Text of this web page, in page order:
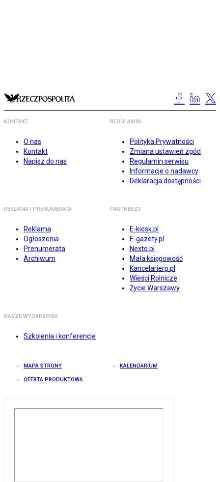
KONTAKT
O nas
Kontakt
Napisz do nas
REGULAMIN
Polityka Prywatności
Zmiana ustawień zgód
Regulamin serwisu
Informacje o nadawcy
Deklaracja dostępności
REKLAMA I PRENUMERATA
Reklama
Ogłoszenia
Prenumerata
Archiwum
PARTNERZY
E-kiosk.pl
E-gazety.pl
Nexto.pl
Mała księgowość
Kancelarierp.pl
Wieści Rolnicze
Życie Warszawy
NASZE WYDARZENIA
Szkolenia i konferencje
MAPA STRONY KALENDARIUM
OFERTA PRODUKTOWA